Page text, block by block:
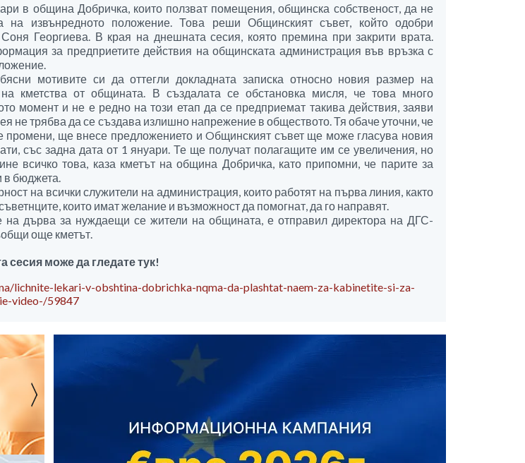
в община Добричка, които ползват помещения, общинска собственост, да не
на извънредното положение. Това реши Общинският съвет, който одобри
Георгиева. В края на днешната сесия, която премина при закрити врата.
за предприетите действия на общинската администрация във връзка с
мотивите си да оттегли докладната записка относно новия размер на
на кметства от общината. В създалата се обстановка мисля, че това много
момент и не е редно на този етап да се предприемат такива действия, заяви
не трябва да се създава излишно напрежение в обществото. Тя обаче уточни, че
промени, ще внесе предложението и Oбщинският съвет ще може гласува новия
със задна дата от 1 януари. Те ще получат полагащите им се увеличения, но
всичко това, каза кметът на община Добричка, като припомни, че парите за
в бюджета.
на всички служители на администрация, които работят на първа линия, както
които имат желание и възможност да помогнат, да го направят.
на дърва за нуждаещи се жители на общината, е отправил директора на ДГС-
още кметът.
сесия може да гледате тук!
lichnite-lekari-v-obshtina-dobrichka-nqma-da-plashtat-naem-za-kabinetite-si-za-
video-/59847